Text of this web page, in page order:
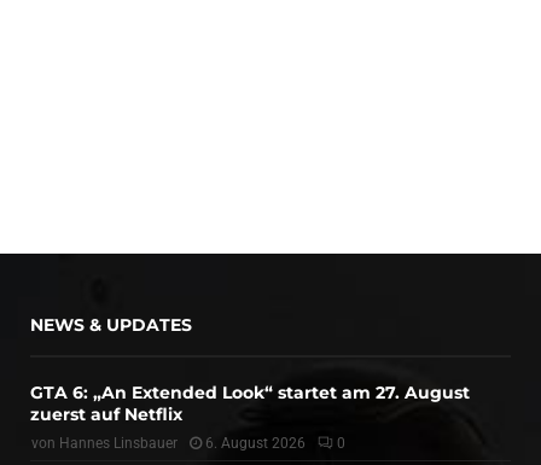
NEWS & UPDATES
GTA 6: „An Extended Look“ startet am 27. August
zuerst auf Netflix
von Hannes Linsbauer 6. August 2026 0